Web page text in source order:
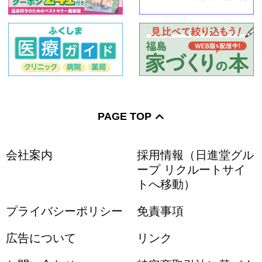
PAGE TOP
会社案内
採用情報（日進堂グル
ープ リクルートサイ
トへ移動）
プライバシーポリシー 免責事項
広告について リンク